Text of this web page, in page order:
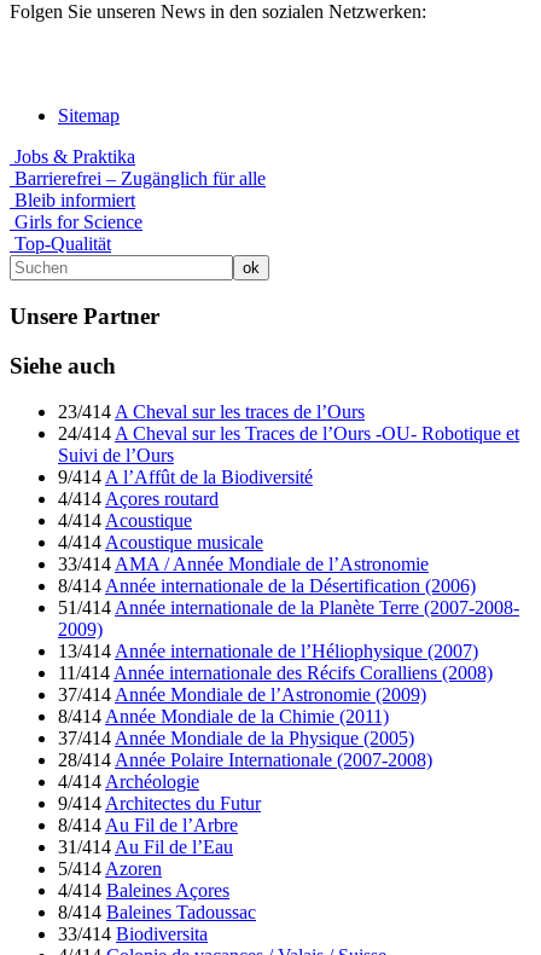
Folgen Sie unseren News in den sozialen Netzwerken:
Sitemap
Jobs & Praktika
Barrierefrei – Zugänglich für alle
Bleib informiert
Girls for Science
Top-Qualität
Unsere Partner
Siehe auch
23/414A Cheval sur les traces de l’Ours
24/414A Cheval sur les Traces de l’Ours -OU- Robotique et
Suivi de l’Ours
9/414A l’Affût de la Biodiversité
4/414Açores routard
4/414Acoustique
4/414Acoustique musicale
33/414AMA / Année Mondiale de l’Astronomie
8/414Année internationale de la Désertification (2006)
51/414Année internationale de la Planète Terre (2007-2008-
2009)
13/414Année internationale de l’Héliophysique (2007)
11/414Année internationale des Récifs Coralliens (2008)
37/414Année Mondiale de l’Astronomie (2009)
8/414Année Mondiale de la Chimie (2011)
37/414Année Mondiale de la Physique (2005)
28/414Année Polaire Internationale (2007-2008)
4/414Archéologie
9/414Architectes du Futur
8/414Au Fil de l’Arbre
31/414Au Fil de l’Eau
5/414Azoren
4/414 Baleines Açores
8/414 Baleines Tadoussac
33/414 Biodiversita